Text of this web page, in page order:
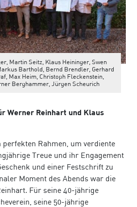
Martin Seitz, Klaus Heininger, Swen
Barthold, Bernd Brendler, Gerhard
Max Heim, Christoph Fleckenstein,
Berghammer, Jürgen Scheurich
Werner Reinhart und Klaus
perfekten Rahmen, um verdiente
Treue und ihr Engagement
und einer Festschrift zu
Moment des Abends war die
Für seine 40-jährige
seine 50-jährige